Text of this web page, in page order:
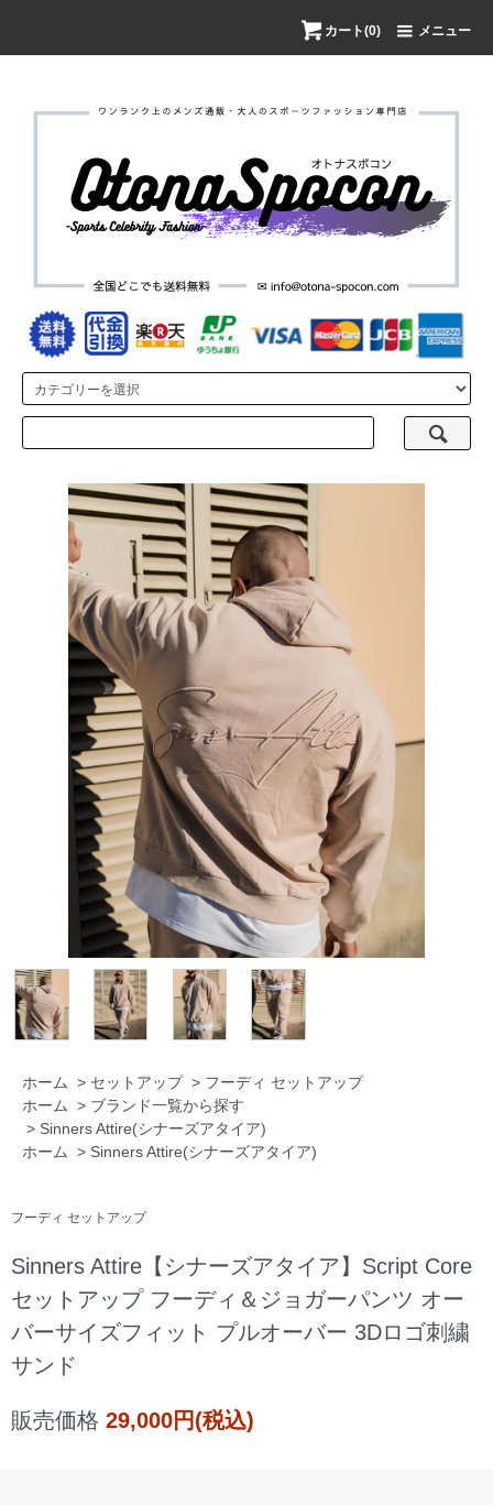
カート(0) メニュー
ホーム > セットアップ > フーディ セットアップ
ホーム
> ブランド一覧から探す
> Sinners Attire(シナーズアタイア)
ホーム
> Sinners Attire(シナーズアタイア)
フーディ セットアップ
Sinners Attire【シナーズアタイア】Script Core
セットアップ フーディ＆ジョガーパンツ オー
バーサイズフィット プルオーバー 3Dロゴ刺繍
サンド
販売価格 29,000円(税込)